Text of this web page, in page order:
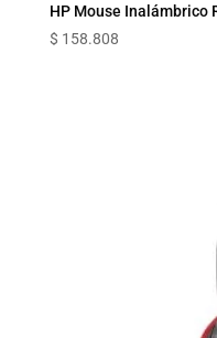
HP Mouse Inalámbrico
$ 158.808